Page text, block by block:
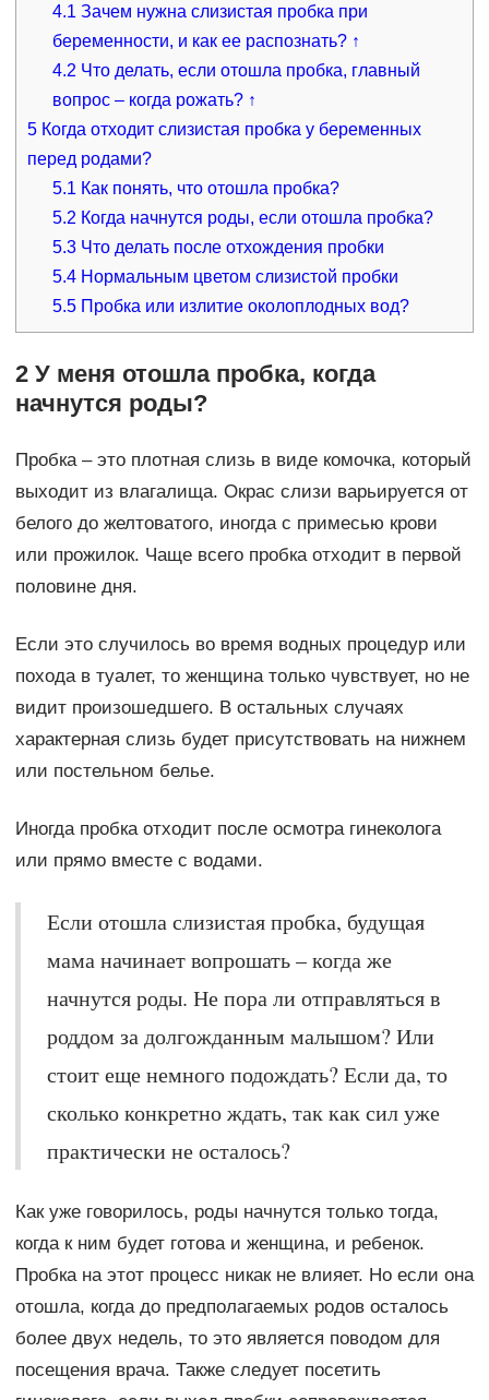
4.1 Зачем нужна слизистая пробка при
беременности, и как ее распознать? ↑
4.2 Что делать, если отошла пробка, главный
вопрос – когда рожать? ↑
5Когда отходит слизистая пробка у беременных
перед родами?
5.1 Как понять, что отошла пробка?
5.2 Когда начнутся роды, если отошла пробка?
5.3 Что делать после отхождения пробки
5.4 Нормальным цветом слизистой пробки
5.5 Пробка или излитие околоплодных вод?
2 У меня отошла пробка, когда
начнутся роды?
Пробка – это плотная слизь в виде комочка, который
выходит из влагалища. Окрас слизи варьируется от
белого до желтоватого, иногда с примесью крови
или прожилок. Чаще всего пробка отходит в первой
половине дня.
Если это случилось во время водных процедур или
похода в туалет, то женщина только чувствует, но не
видит произошедшего. В остальных случаях
характерная слизь будет присутствовать на нижнем
или постельном белье.
Иногда пробка отходит после осмотра гинеколога
или прямо вместе с водами.
Если отошла слизистая пробка, будущая
мама начинает вопрошать – когда же
начнутся роды. Не пора ли отправляться в
роддом за долгожданным малышом? Или
стоит еще немного подождать? Если да, то
сколько конкретно ждать, так как сил уже
практически не осталось?
Как уже говорилось, роды начнутся только тогда,
когда к ним будет готова и женщина, и ребенок.
Пробка на этот процесс никак не влияет. Но если она
отошла, когда до предполагаемых родов осталось
более двух недель, то это является поводом для
посещения врача. Также следует посетить